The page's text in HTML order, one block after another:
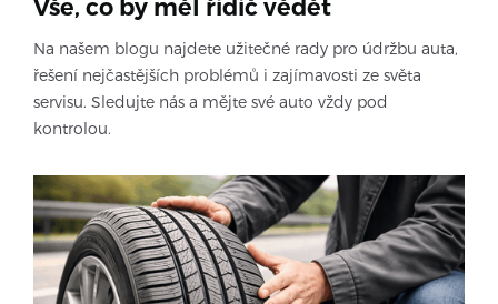
Vše, co by měl řidič vědět
Na našem blogu najdete užitečné rady pro údržbu auta,
řešení nejčastějších problémů i zajímavosti ze světa
servisu. Sledujte nás a mějte své auto vždy pod
kontrolou.